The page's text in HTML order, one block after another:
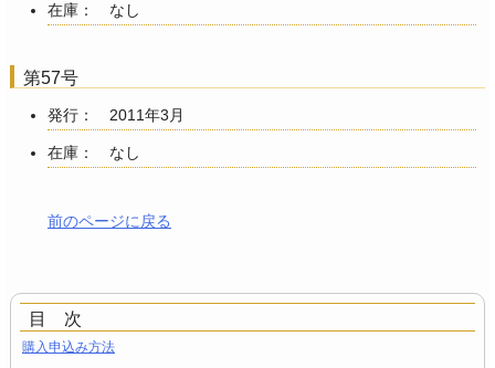
在庫： なし
第57号
発行： 2011年3月
在庫： なし
前のページに戻る
目 次
購入申込み方法